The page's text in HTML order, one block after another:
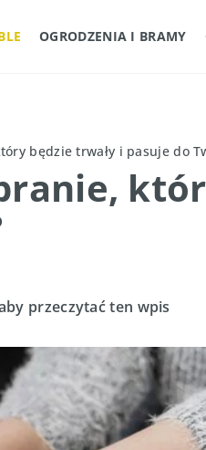
OGRODZENIA I BRAMY
będzie trwały i pasuje do
przeczytać ten wpis